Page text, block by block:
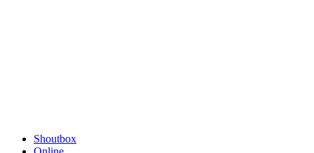
Shoutbox